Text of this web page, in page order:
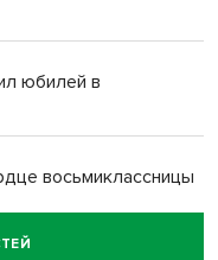
юбилей в
восьмиклассницы